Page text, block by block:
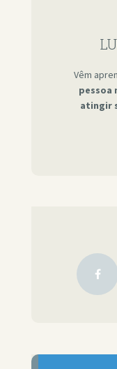
Vêm
pessoa
atingir